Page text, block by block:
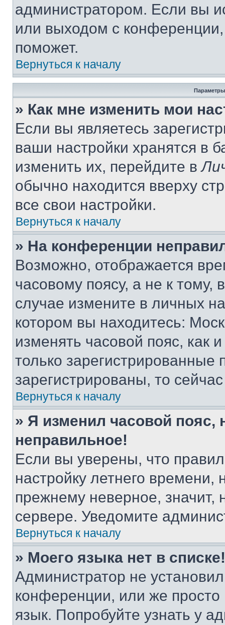
администратором. Если вы
или выходом с
поможет.
Вернуться к началу
Параметры
» Как мне изменить мои
Если вы являетесь
ваши настройки хранятся в
изменить их, перейдите в
обычно находится вверху
все свои настройки.
Вернуться к началу
» На конференции
Возможно, отображается
часовому поясу, а не к тому,
случае измените в личных
котором вы находитесь:
изменять часовой пояс, как
только
зарегистрированы, то
Вернуться к началу
» Я изменил часовой пояс,
неправильное!
Если вы уверены, что
настройку летнего
прежнему неверное, значит,
сервере. Уведомите
Вернуться к началу
» Моего языка нет в списке!
Администратор не
конференции, или же
язык. Попробуйте узнать у